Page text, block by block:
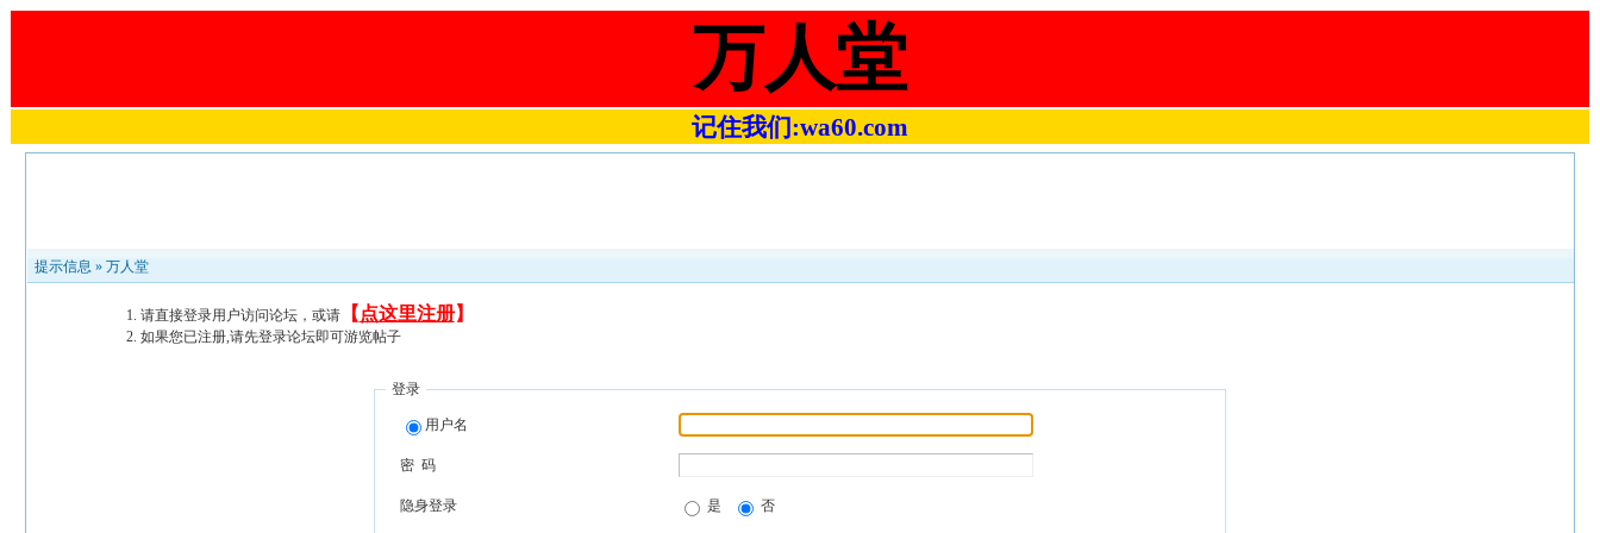
万人堂
记住我们:wa60.com
提示信息 » 万人堂
请直接登录用户访问论坛，或请【 点这里注册】
如果您已注册,请先登录论坛即可游览帖子
登录
用户名
密 码
隐身登录 是 否